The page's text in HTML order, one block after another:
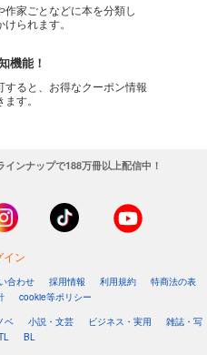
作家ごとなどに本を分類し
られます。
機能！
すると、お得なクーポン情報
す。
ンナップで188万冊以上配信中！
イン
合わせ 採用情報 利用規約
特商法の表
cookie等ポリシー
ベ 小説・文芸 ビジネス・実用
雑誌・写
BL